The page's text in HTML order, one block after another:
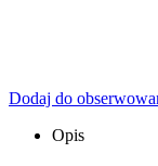
Dodaj do
Opis